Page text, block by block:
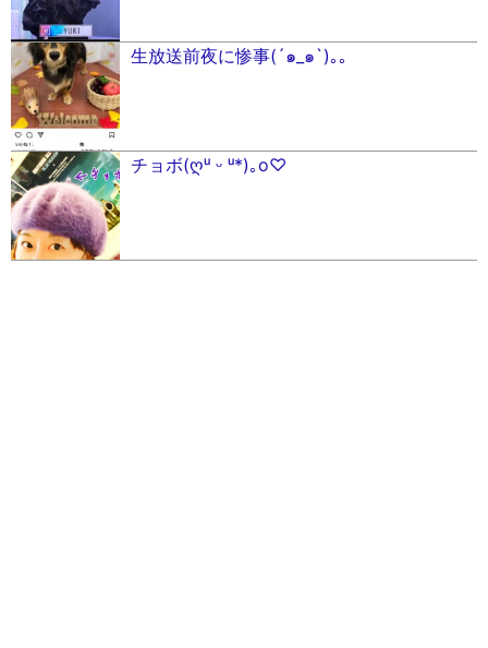
生放送前夜に惨事(´๑_๑`)｡｡
チョボ(ღᵘ ᵕ ᵘ*)｡o♡